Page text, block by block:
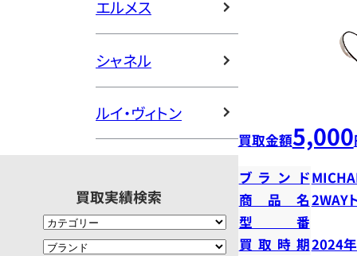
エルメス
シャネル
ルイ・ヴィトン
買取実績検索
買取金額5,000
ブランド
商品名2WAY
型番
買取時期2024